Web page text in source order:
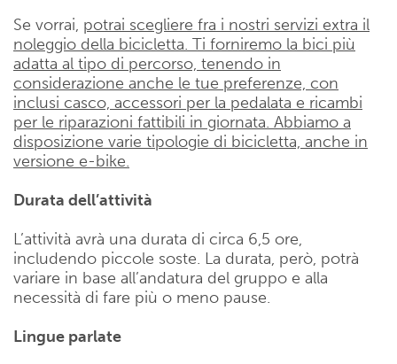
Se vorrai, potrai scegliere fra i nostri servizi extra il
noleggio della bicicletta. Ti forniremo la bici più
adatta al tipo di percorso, tenendo in
considerazione anche le tue preferenze, con
inclusi casco, accessori per la pedalata e ricambi
per le riparazioni fattibili in giornata. Abbiamo a
disposizione varie tipologie di bicicletta, anche in
versione e-bike.
Durata dell’attività
L’attività avrà una durata di circa 6,5 ore,
includendo piccole soste. La durata, però, potrà
variare in base all’andatura del gruppo e alla
necessità di fare più o meno pause.
Lingue parlate